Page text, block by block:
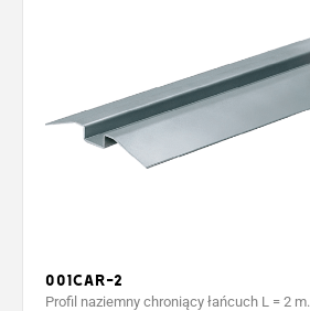
001CAR-2
Profil naziemny chroniący łańcuch L = 2 m.